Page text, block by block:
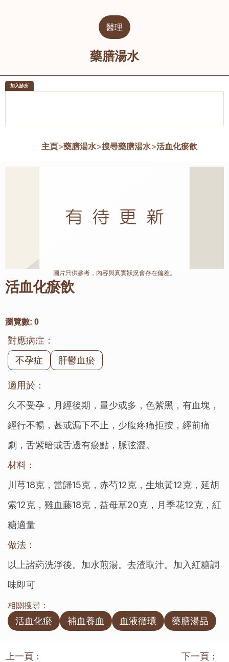
醫理
藥膳湯水
加入診所
主頁>藥膳湯水>搜尋藥膳湯水>活血化瘀飲
活血化瘀飲
瀏覽數: 0
對應病症：
不孕症
肝鬱血瘀
適用於：
久不受孕，月經後期，量少或多，色紫黑，有血塊，
經行不暢，甚或漏下不止，少腹疼痛拒按，經前痛
劇，舌紫暗或舌邊有瘀點，脈弦澀。
材料：
川芎18克，當歸15克，赤芍12克，生地黃12克，延胡
索12克，雞血藤18克，益母草20克，月季花12克，紅
糖適量
做法：
以上諸葯洗淨後。加水煎湯。去渣取汁。加入紅糖調
味即可
相關搜尋：
活血化瘀 補血養血 血液循環 藥膳湯品
圖片只供參考，內容與真實狀況會存在偏差。
上一頁：
下一頁：